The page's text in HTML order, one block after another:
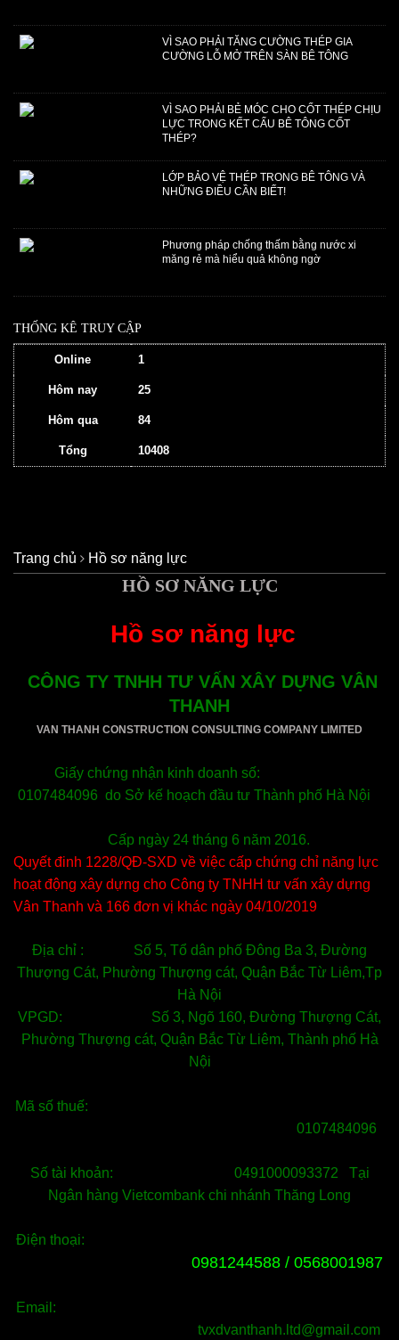
VÌ SAO PHẢI TĂNG CƯỜNG THÉP GIA
CƯỜNG LỖ MỞ TRÊN SÀN BÊ TÔNG
VÌ SAO PHẢI BẺ MÓC CHO CỐT THÉP CHỊU
LỰC TRONG KẾT CẤU BÊ TÔNG CỐT
THÉP?
LỚP BẢO VỆ THÉP TRONG BÊ TÔNG VÀ
NHỮNG ĐIỀU CẦN BIẾT!
Phương pháp chống thấm bằng nước xi
măng rẻ mà hiểu quả không ngờ
THỐNG KÊ TRUY CẬP
Online 1
Hôm nay 25
Hôm qua 84
Tổng 10408
Trang chủ Hồ sơ năng lực
HỒ SƠ NĂNG LỰC
Hồ sơ năng lực
CÔNG TY TNHH TƯ VẤN XÂY DỰNG VÂN
THANH
VAN THANH CONSTRUCTION CONSULTING COMPANY LIMITED
Giấy chứng nhận kinh doanh số:
0107484096 do Sở kế hoạch đầu tư Thành phố Hà Nội
Cấp ngày 24 tháng 6 năm 2016.
Quyết đinh 1228/QĐ-SXD về việc cấp chứng chỉ năng lực
hoạt động xây dựng cho Công ty TNHH tư vấn xây dựng
Vân Thanh và 166 đơn vị khác ngày 04/10/2019
Địa chỉ : Số 5, Tổ dân phố Đông Ba 3, Đường
Thượng Cát, Phường Thượng cát, Quận Bắc Từ Liêm,Tp
Hà Nội
VPGD: Số 3, Ngõ 160, Đường Thượng Cát,
Phường Thượng cát, Quận Bắc Từ Liêm, Thành phố Hà
Nội
Mã số thuế:
0107484096
Số tài khoản: 0491000093372 Tại
Ngân hàng Vietcombank chi nhánh Thăng Long
Điện thoại:
0981244588 / 0568001987
Email:
tvxdvanthanh.ltd@gmail.com